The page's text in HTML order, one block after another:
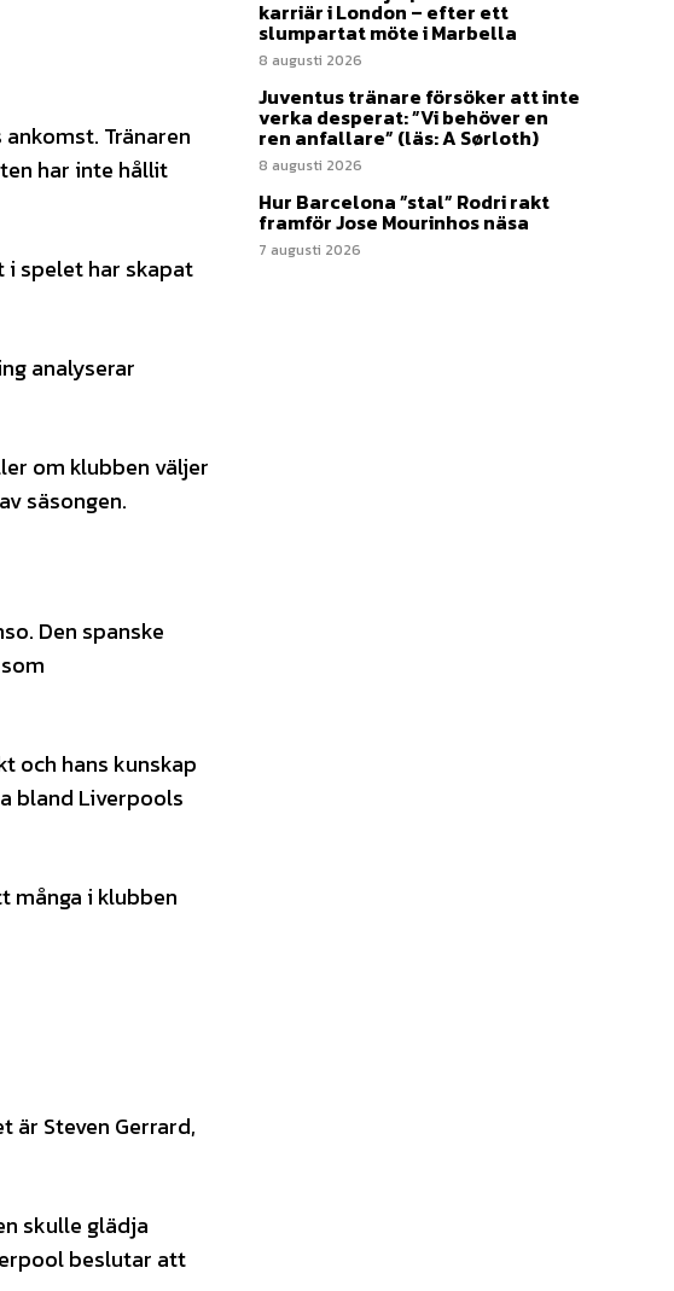
Tränaren
har inte hållit
i spelet har skapat
analyserar
om klubben väljer
säsongen.
Den spanske
och hans kunskap
bland Liverpools
många i klubben
är Steven Gerrard,
skulle glädja
beslutar att
karriär i London – efter ett
slumpartat möte i Marbella
8 augusti 2026
Juventus tränare försöker att inte
verka desperat: ”Vi behöver en
ren anfallare” (läs: A Sørloth)
8 augusti 2026
Hur Barcelona ”stal” Rodri rakt
framför Jose Mourinhos näsa
7 augusti 2026